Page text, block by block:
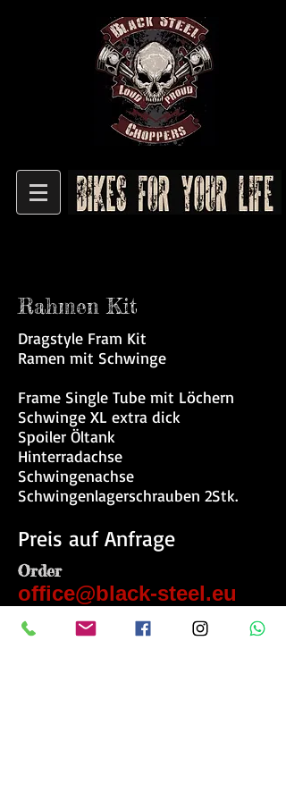
Rahmen Kit
Dragstyle Fram Kit
Ramen mit Schwinge
Frame Single Tube mit Löchern
Schwinge XL extra dick
Spoiler Öltank
Hinterradachse
Schwingenachse
Schwingenlagerschrauben 2Stk.
Preis auf Anfrage
Order
office@black-steel.eu